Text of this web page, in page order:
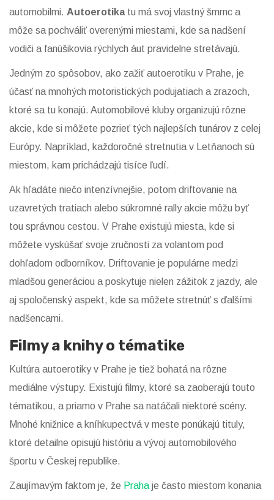
automobilmi. Autoerotikatu má svoj vlastný šmrnc a
môže sa pochváliť overenými miestami, kde sa nadšení
vodiči a fanúšikovia rýchlych áut pravidelne stretávajú.
Jedným zo spôsobov, ako zažiť autoerotiku v Prahe, je
účasť na mnohých motoristických podujatiach a zrazoch,
ktoré sa tu konajú. Automobilové kluby organizujú rôzne
akcie, kde si môžete pozrieť tých najlepších tunárov z celej
Európy. Napríklad, každoročné stretnutia v Letňanoch sú
miestom, kam prichádzajú tisíce ľudí.
Ak hľadáte niečo intenzívnejšie, potom driftovanie na
uzavretých tratiach alebo súkromné rally akcie môžu byť
tou správnou cestou. V Prahe existujú miesta, kde si
môžete vyskúšať svoje zručnosti za volantom pod
dohľadom odborníkov. Driftovanie je populárne medzi
mladšou generáciou a poskytuje nielen zážitok z jazdy, ale
aj spoločenský aspekt, kde sa môžete stretnúť s ďalšími
nadšencami.
Filmy a knihy o tématike
Kultúra autoerotiky v Prahe je tiež bohatá na rôzne
mediálne výstupy. Existujú filmy, ktoré sa zaoberajú touto
tématikou, a priamo v Prahe sa natáčali niektoré scény.
Mnohé knižnice a kníhkupectvá v meste ponúkajú tituly,
ktoré detailne opisujú históriu a vývoj automobilového
športu v Českej republike.
Zaujímavým faktom je, že Praha je často miestom konania